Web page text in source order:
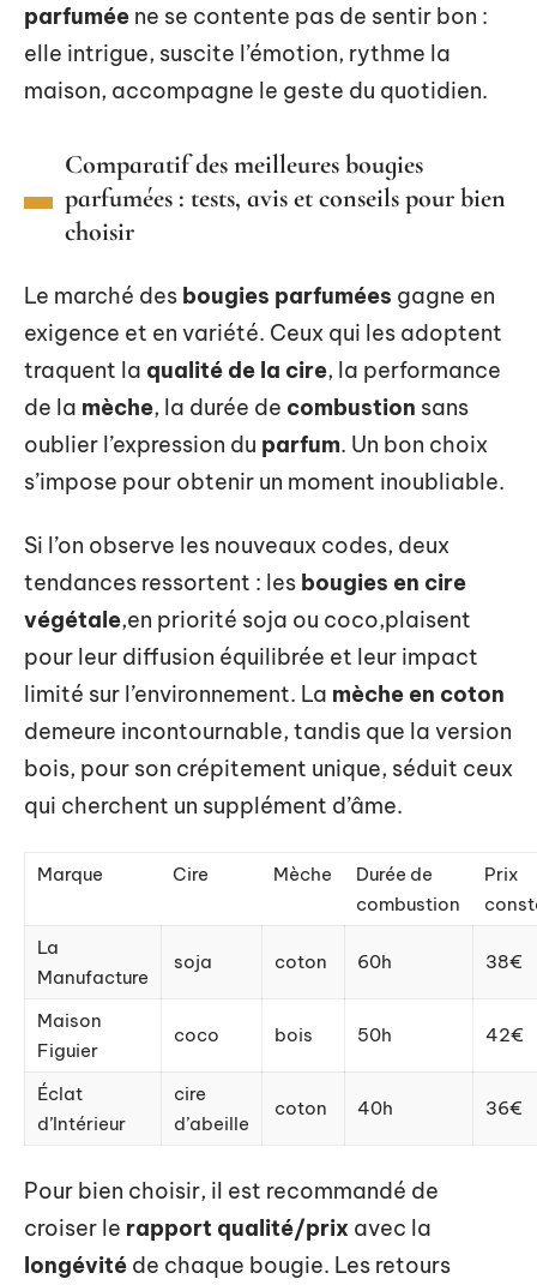
parfumée ne se contente pas de sentir bon :
elle intrigue, suscite l’émotion, rythme la
maison, accompagne le geste du quotidien.
Comparatif des meilleures bougies
parfumées : tests, avis et conseils pour bien
choisir
Le marché des bougies parfumées gagne en
exigence et en variété. Ceux qui les adoptent
traquent la qualité de la cire, la performance
de la mèche, la durée de combustion sans
oublier l’expression du parfum. Un bon choix
s’impose pour obtenir un moment inoubliable.
Si l’on observe les nouveaux codes, deux
tendances ressortent : les bougies en cire
végétale,en priorité soja ou coco,plaisent
pour leur diffusion équilibrée et leur impact
limité sur l’environnement. La mèche en coton
demeure incontournable, tandis que la version
bois, pour son crépitement unique, séduit ceux
qui cherchent un supplément d’âme.
Marque Cire Mèche
Durée de
combustion
Prix
La
Manufacture
soja coton 60h 38€
Maison
Figuier
coco bois 50h 42€
Éclat
d’Intérieur
cire
d’abeille
coton 40h 36€
Pour bien choisir, il est recommandé de
croiser le rapport qualité/prix avec la
longévité de chaque bougie. Les retours